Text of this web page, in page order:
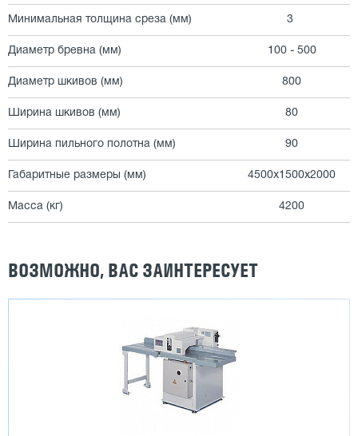
Минимальная толщина среза (мм) 3
Диаметр бревна (мм) 100 - 500
Диаметр шкивов (мм) 800
Ширина шкивов (мм) 80
Ширина пильного полотна (мм) 90
Габаритные размеры (мм) 4500х1500х2000
Масса (кг) 4200
ВОЗМОЖНО, ВАС ЗАИНТЕРЕСУЕТ